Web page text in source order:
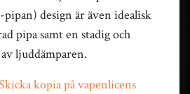
design är även idealisk
pipa samt en stadig och
ljuddämparen.
kopia på vapenlicens